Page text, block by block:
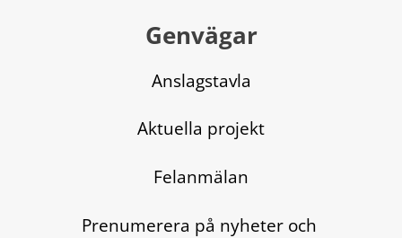
Genvägar
Anslagstavla
Aktuella projekt
Felanmälan
Prenumerera på nyheter och